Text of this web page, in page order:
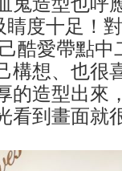
睛度十足！
酷愛帶點
構想、也很
的造型出來
看到畫面就